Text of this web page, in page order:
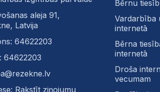
aleja 91,
Latvija
64622203
64622203
Rakstīt ziņojumu
Bērnu
Vardarbība
internetā
Bērna
internetā
Droša
vecumam